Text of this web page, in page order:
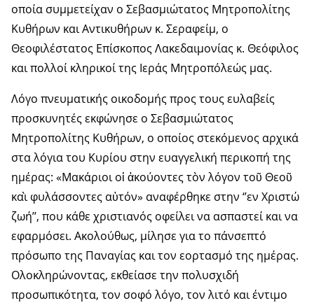
οποία συμμετείχαν ο Σεβασμιώτατος Μητροπολίτης
Κυθήρων και Αντικυθήρων κ. Σεραφείμ, ο
Θεοφιλέστατος Επίσκοπος Λακεδαιμονίας κ. Θεόφιλος
και πολλοί κληρικοί της Ιεράς Μητροπόλεώς μας.
Λόγο πνευματικής οικοδομής προς τους ευλαβείς
προσκυνητές εκφώνησε ο Σεβασμιώτατος
Μητροπολίτης Κυθήρων, ο οποίος στεκόμενος αρχικά
στα λόγια του Κυρίου στην ευαγγελική περικοπή της
ημέρας: «Μακάριοι οἱ ἀκούοντες τὸν λόγον τοῦ Θεοῦ
καὶ φυλάσσοντες αὐτόν» αναφέρθηκε στην ‘’εν Χριστώ
ζωή’’, που κάθε χριστιανός οφείλει να ασπαστεί και να
εφαρμόσει. Ακολούθως, μίλησε για το πάνσεπτό
πρόσωπο της Παναγίας και τον εορτασμό της ημέρας.
Ολοκληρώνοντας, εκθείασε την πολυσχιδή
προσωπικότητα, τον σοφό λόγο, τον λιτό και έντιμο